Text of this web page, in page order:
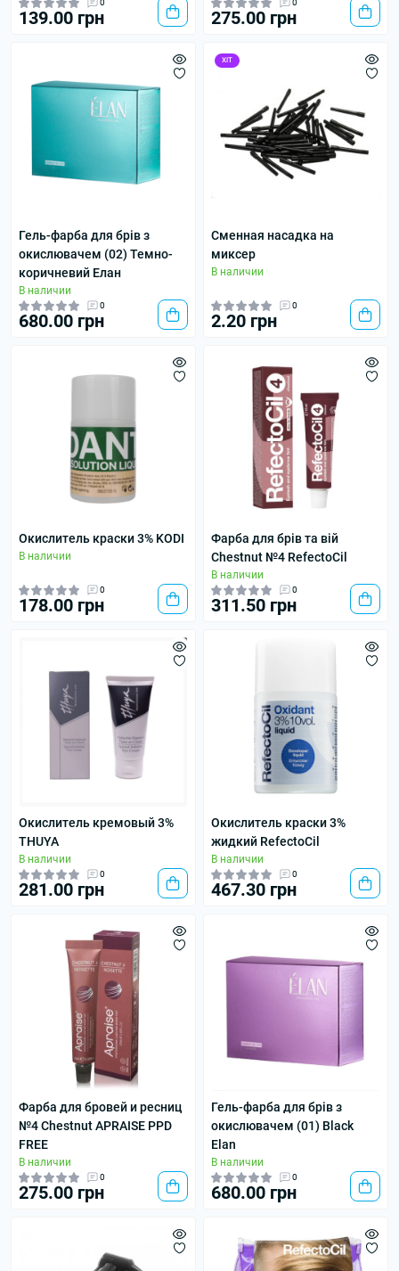
0
139.00 грн
0
275.00 грн
Гель-фарба для брів з
окислювачем (02) Темно-
коричневий Елан
В наличии
0
680.00 грн
ХІТ
Сменная насадка на
миксер
В наличии
0
2.20 грн
Окислитель краски 3% KODI
В наличии
0
178.00 грн
Фарба для брів та вій
Chestnut №4 RefectoCil
В наличии
0
311.50 грн
Окислитель кремовый 3%
THUYA
В наличии
0
281.00 грн
Окислитель краски 3%
жидкий RefectoCil
В наличии
0
467.30 грн
Фарба для бровей и ресниц
№4 Chestnut APRAISE PPD
FREE
В наличии
0
275.00 грн
Гель-фарба для брів з
окислювачем (01) Black
Elan
В наличии
0
680.00 грн